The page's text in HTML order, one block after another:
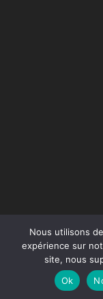
Nous utilisons
expérience sur
site, nous
Ok